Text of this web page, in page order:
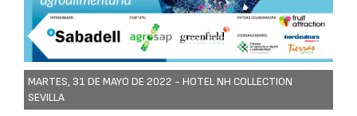
MARTES, 31 DE MAYO DE 2022 - HOTEL NH COLLECTION
SEVILLA